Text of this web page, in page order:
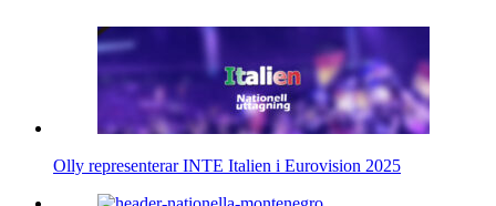
Olly representerar INTE Italien i Eurovision 2025